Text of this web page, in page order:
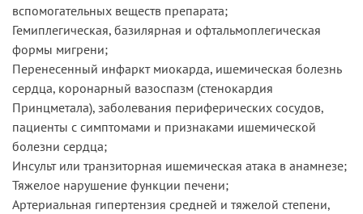
вспомогательных веществ препарата;
Гемиплегическая, базилярная и офтальмоплегическая
формы мигрени;
Перенесенный инфаркт миокарда, ишемическая болезнь
сердца, коронарный вазоспазм (стенокардия
Принцметала), заболевания периферических сосудов,
пациенты с симптомами и признаками ишемической
болезни сердца;
Инсульт или транзиторная ишемическая атака в анамнезе;
Тяжелое нарушение функции печени;
Артериальная гипертензия средней и тяжелой степени,